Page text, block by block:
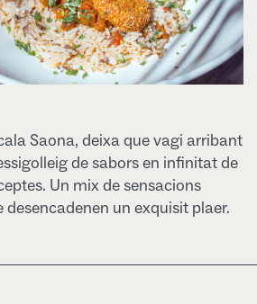
Saona, deixa que vagi arribant
de sabors en infinitat de
Un mix de sensacions
desencadenen un exquisit plaer.